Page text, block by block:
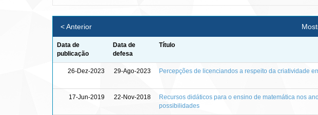
< Anterior
Data de
publicação
Data de
defesa
Título
26-Dez-2023 29-Ago-2023 Percepções de licenciandos a respeito da criatividade
17-Jun-2019 22-Nov-2018
Recursos didáticos para o ensino de matemática nos
possibilidades